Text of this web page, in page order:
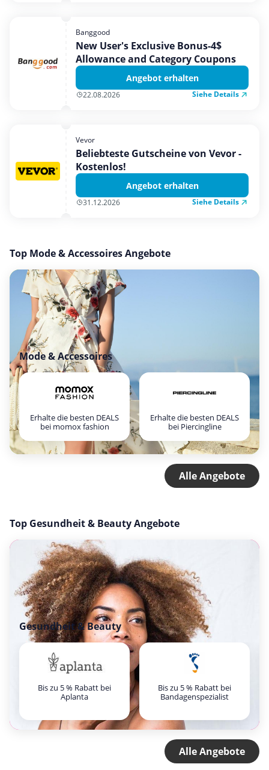
Banggood
New User's Exclusive Bonus-4$
Allowance and Category Coupons
Angebot erhalten
22.08.2026 Siehe Details
Vevor
Beliebteste Gutscheine von Vevor -
Kostenlos!
Angebot erhalten
31.12.2026 Siehe Details
Top Mode & Accessoires Angebote
Mode & Accessoires
Erhalte die besten DEALS
bei momox fashion
Erhalte die besten DEALS
bei Piercingline
Alle Angebote
Top Gesundheit & Beauty Angebote
Gesundheit & Beauty
Bis zu 5 % Rabatt bei
Aplanta
Bis zu 5 % Rabatt bei
Bandagenspezialist
Alle Angebote